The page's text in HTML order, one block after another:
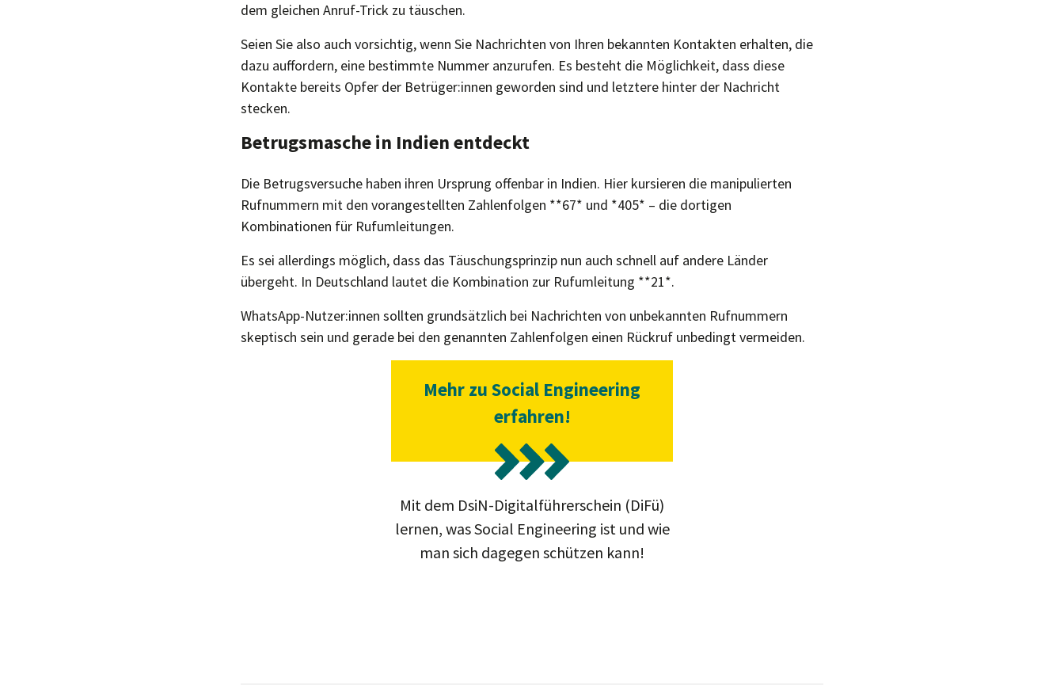
dem gleichen Anruf-Trick zu täuschen.
Seien Sie also auch vorsichtig, wenn Sie Nachrichten von Ihren bekannten Kontakten erhalten, die
dazu auffordern, eine bestimmte Nummer anzurufen. Es besteht die Möglichkeit, dass diese
Kontakte bereits Opfer der Betrüger:innen geworden sind und letztere hinter der Nachricht
stecken.
Betrugsmasche in Indien entdeckt
Die Betrugsversuche haben ihren Ursprung offenbar in Indien. Hier kursieren die manipulierten
Rufnummern mit den vorangestellten Zahlenfolgen **67* und *405* – die dortigen
Kombinationen für Rufumleitungen.
Es sei allerdings möglich, dass das Täuschungsprinzip nun auch schnell auf andere Länder
übergeht. In Deutschland lautet die Kombination zur Rufumleitung **21*.
WhatsApp-Nutzer:innen sollten grundsätzlich bei Nachrichten von unbekannten Rufnummern
skeptisch sein und gerade bei den genannten Zahlenfolgen einen Rückruf unbedingt vermeiden.
Mehr zu Social Engineering
erfahren!
Mit dem DsiN-Digitalführerschein (DiFü)
lernen, was Social Engineering ist und wie
man sich dagegen schützen kann!